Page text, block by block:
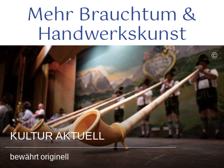
Mehr Brauchtum &
Handwerkskunst
©
KULTUR AKTUELL
bewährt originell
mehr
lesen